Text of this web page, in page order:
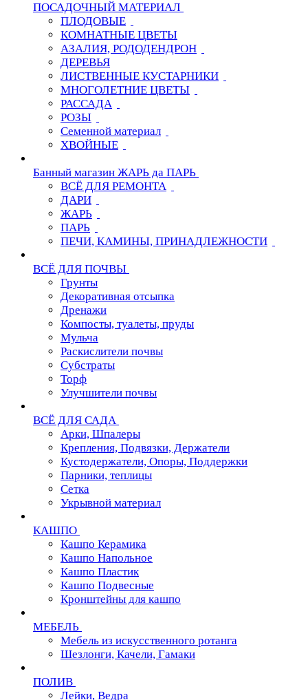
ПОСАДОЧНЫЙ МАТЕРИАЛ
ПЛОДОВЫЕ
КОМНАТНЫЕ ЦВЕТЫ
АЗАЛИЯ, РОДОДЕНДРОН
ДЕРЕВЬЯ
ЛИСТВЕННЫЕ КУСТАРНИКИ
МНОГОЛЕТНИЕ ЦВЕТЫ
РАССАДА
РОЗЫ
Семенной материал
ХВОЙНЫЕ
Банный магазин ЖАРЬ да ПАРЬ
ВСЁ ДЛЯ РЕМОНТА
ДАРИ
ЖАРЬ
ПАРЬ
ПЕЧИ, КАМИНЫ, ПРИНАДЛЕЖНОСТИ
ВСЁ ДЛЯ ПОЧВЫ
Грунты
Декоративная отсыпка
Дренажи
Компосты, туалеты, пруды
Мульча
Раскислители почвы
Субстраты
Торф
Улучшители почвы
ВСЁ ДЛЯ САДА
Арки, Шпалеры
Крепления, Подвязки, Держатели
Кустодержатели, Опоры, Поддержки
Парники, теплицы
Сетка
Укрывной материал
КАШПО
Кашпо Керамика
Кашпо Напольное
Кашпо Пластик
Кашпо Подвесные
Кронштейны для кашпо
МЕБЕЛЬ
Мебель из искусственного ротанга
Шезлонги, Качели, Гамаки
ПОЛИВ
Лейки, Ведра